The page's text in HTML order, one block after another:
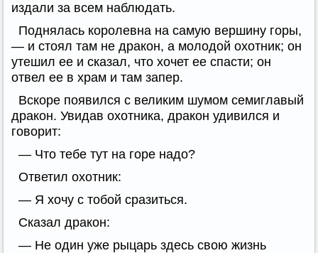
издали за всем наблюдать.
Поднялась королевна на самую вершину горы,
— и стоял там не дракон, а молодой охотник; он
утешил ее и сказал, что хочет ее спасти; он
отвел ее в храм и там запер.
Вскоре появился с великим шумом семиглавый
дракон. Увидав охотника, дракон удивился и
говорит:
— Что тебе тут на горе надо?
Ответил охотник:
— Я хочу с тобой сразиться.
Сказал дракон:
— Не один уже рыцарь здесь свою жизнь